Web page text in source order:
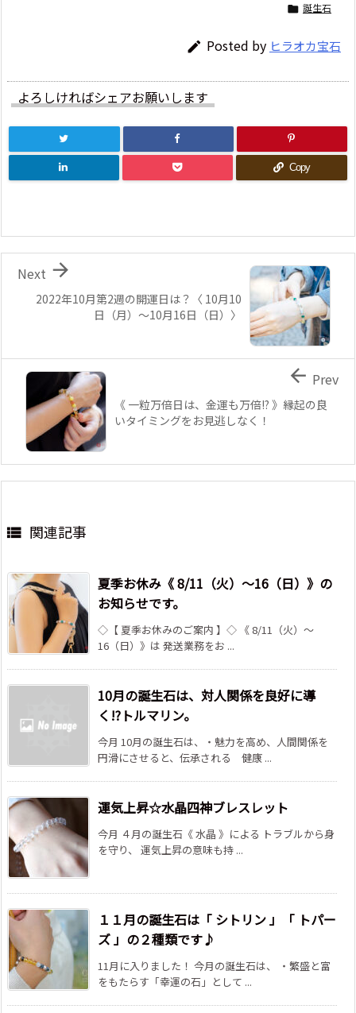
 誕生石
 Posted by ヒラオカ宝石
よろしければシェアお願いします
Copy
2022年10月第2週の開運日は？〈 10月10
日（月）～10月16日（日）〉

Next
《 一粒万倍日は、金運も万倍!? 》縁起の良
いタイミングをお見逃しなく！
 Prev
 関連記事
夏季お休み《 8/11（火）～16（日）》の
お知らせです。
◇【 夏季お休みのご案内 】◇ 《 8/11（火）～
16（日）》は 発送業務をお ...
10月の誕生石は、対人関係を良好に導
く!?トルマリン。
今月 10月の誕生石は、・魅力を高め、人間関係を
円滑にさせると、伝承される 健康 ...
運気上昇☆水晶四神ブレスレット
今月 ４月の誕生石《 水晶 》による トラブルから身
を守り、 運気上昇の意味も持 ...
１１月の誕生石は「 シトリン 」「 トパー
ズ 」の２種類です♪
11月に入りました！ 今月の誕生石は、 ・繁盛と富
をもたらす「幸運の石」として ...